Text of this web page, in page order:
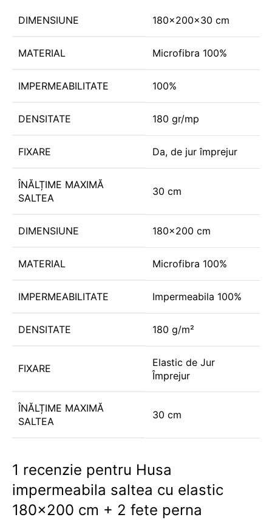
DIMENSIUNE 180x200x30 cm
MATERIAL Microfibra 100%
IMPERMEABILITATE 100%
DENSITATE 180 gr/mp
FIXARE Da, de jur împrejur
ÎNĂLȚIME MAXIMĂ
SALTEA
30 cm
DIMENSIUNE 180x200 cm
MATERIAL Microfibra 100%
IMPERMEABILITATE Impermeabila 100%
DENSITATE 180 g/m²
FIXARE
Elastic de Jur
Împrejur
ÎNĂLȚIME MAXIMĂ
SALTEA
30 cm
1 recenzie pentru Husa
impermeabila saltea cu elastic
180×200 cm + 2 fete perna